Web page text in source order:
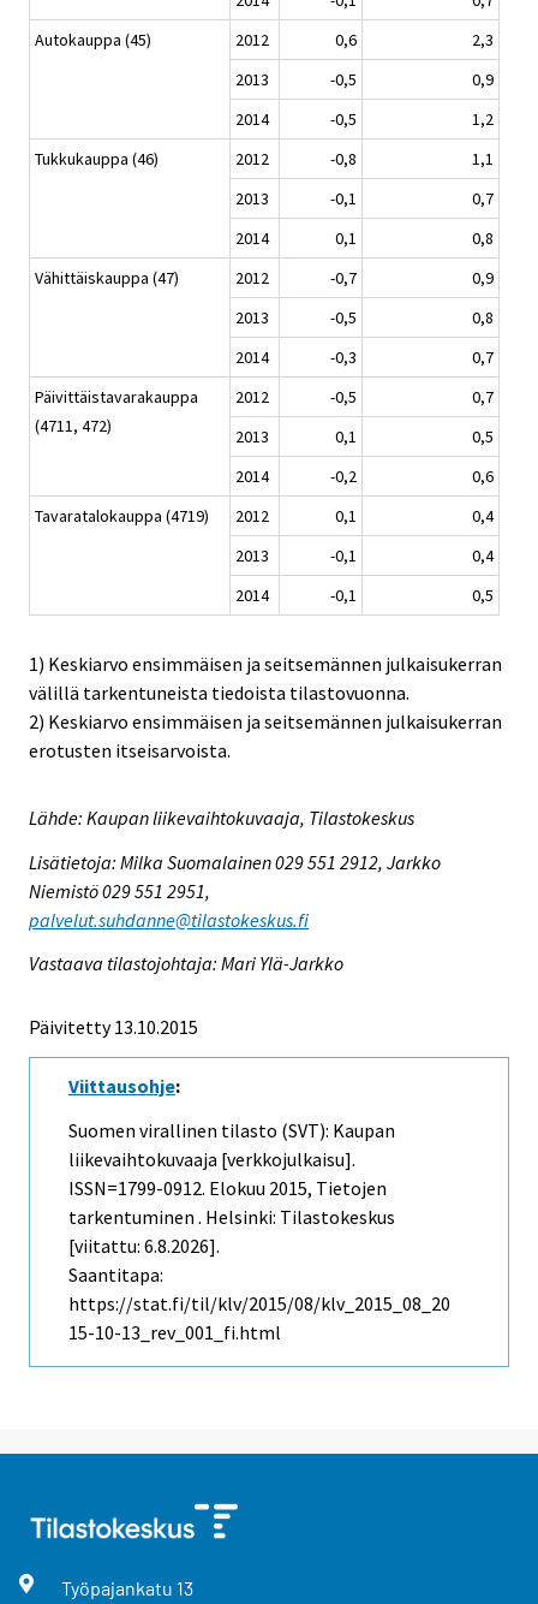
Autokauppa (45)
2012 0,6
2,3
2013
-0,5
0,9
2014
-0,5
1,2
Tukkukauppa (46)
2012 -0,8
1,1
2013
-0,1
0,7
2014
0,1
0,8
Vähittäiskauppa (47)
2012 -0,7
0,9
2013
-0,5
0,8
2014
-0,3
0,7
Päivittäistavarakauppa
(4711, 472)
2012 -0,5
0,7
2013
0,1
0,5
2014
-0,2
0,6
Tavaratalokauppa (4719)
2012 0,1
0,4
2013
-0,1
0,4
2014
-0,1 0,5
1) Keskiarvo ensimmäisen ja seitsemännen julkaisukerran
välillä tarkentuneista tiedoista tilastovuonna.
2) Keskiarvo ensimmäisen ja seitsemännen julkaisukerran
erotusten itseisarvoista.
Lähde: Kaupan liikevaihtokuvaaja, Tilastokeskus
Lisätietoja: Milka Suomalainen 029 551 2912, Jarkko
Niemistö 029 551 2951,
palvelut.suhdanne@tilastokeskus.fi
Vastaava tilastojohtaja: Mari Ylä-Jarkko
Päivitetty 13.10.2015
Viittausohje:
Suomen virallinen tilasto (SVT): Kaupan
liikevaihtokuvaaja [verkkojulkaisu].
ISSN=1799-0912. Elokuu 2015, Tietojen
tarkentuminen . Helsinki: Tilastokeskus
[viitattu: 6.8.2026].
Saantitapa:
https://stat.fi/til/klv/2015/08/klv_2015_08_20
15-10-13_rev_001_fi.html
Työpajankatu 13